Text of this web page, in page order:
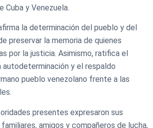
Cuba y Venezuela.
la determinación del pueblo y del
preservar la memoria de quienes
por la justicia. Asimismo, ratifica el
autodeterminación y el respaldo
pueblo venezolano frente a las
presentes expresaron sus
amigos y compañeros de lucha,